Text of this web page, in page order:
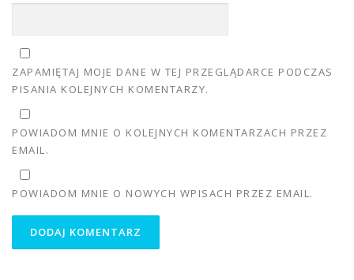
ZAPAMIĘTAJ MOJE DANE W TEJ PRZEGLĄDARCE PODCZAS
PISANIA KOLEJNYCH KOMENTARZY.
POWIADOM MNIE O KOLEJNYCH KOMENTARZACH PRZEZ
EMAIL.
POWIADOM MNIE O NOWYCH WPISACH PRZEZ EMAIL.